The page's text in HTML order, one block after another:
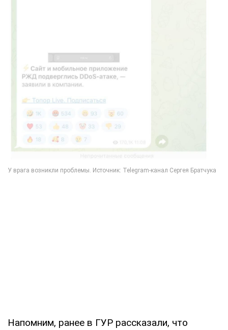
Напомним, ранее в ГУР рассказали, что